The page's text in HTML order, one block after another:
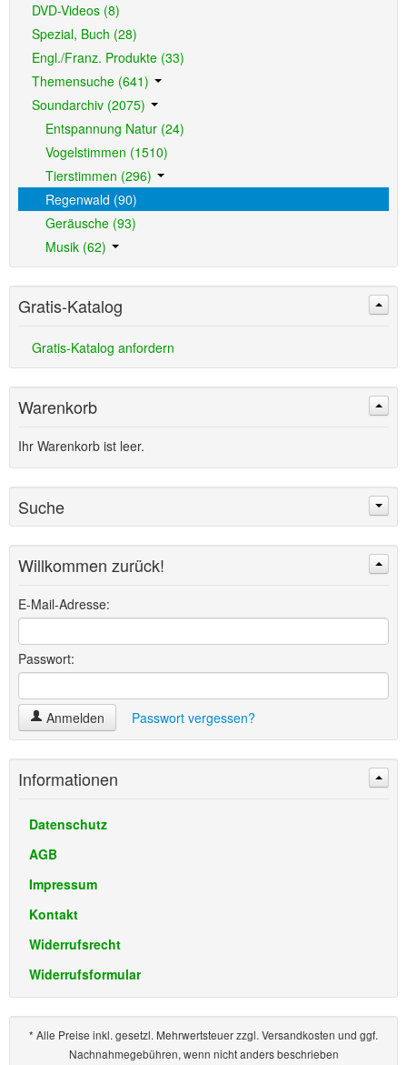
DVD-Videos (8)
Spezial, Buch (28)
Engl./Franz. Produkte (33)
Themensuche (641)
Soundarchiv (2075)
Entspannung Natur (24)
Vogelstimmen (1510)
Tierstimmen (296)
Regenwald (90)
Geräusche (93)
Musik (62)
Gratis-Katalog
Gratis-Katalog anfordern
Warenkorb
Ihr Warenkorb ist leer.
Suche
Willkommen zurück!
E-Mail-Adresse:
Passwort:
Anmelden Passwort vergessen?
Informationen
Datenschutz
AGB
Impressum
Kontakt
Widerrufsrecht
Widerrufsformular
* Alle Preise inkl. gesetzl. Mehrwertsteuer zzgl. Versandkosten und ggf.
Nachnahmegebühren, wenn nicht anders beschrieben